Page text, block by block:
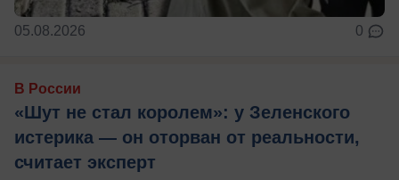
05.08.2026 0
В России
«Шут не стал королем»: у Зеленского
истерика — он оторван от реальности,
считает эксперт